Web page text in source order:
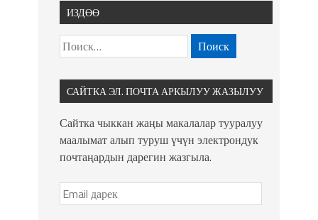
ИЗДӨӨ
САЙТКА ЭЛ. ПОЧТА АРКЫЛУУ ЖАЗЫЛУУ
Сайтка чыккан жаңы макалалар тууралуу
маалымат алып туруш үчүн электрондук
почтаңардын дарегин жазгыла.